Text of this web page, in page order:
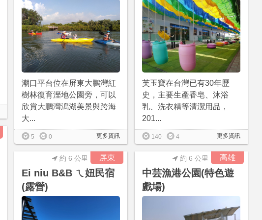
潮口平台位在屏東大鵬灣紅
樹林復育溼地公園旁，可以
欣賞大鵬灣潟湖美景與跨海
大...
更多資訊
5 0
芙玉寶在台灣已有30年歷
史，主要生產香皂、沐浴
乳、洗衣精等清潔用品，
201...
更多資訊
140 4
屏東
約 6 公里
Ei niu B&B ㄟ妞民宿
(露營)
高雄
約 6 公里
中芸漁港公園(特色遊
戲場)